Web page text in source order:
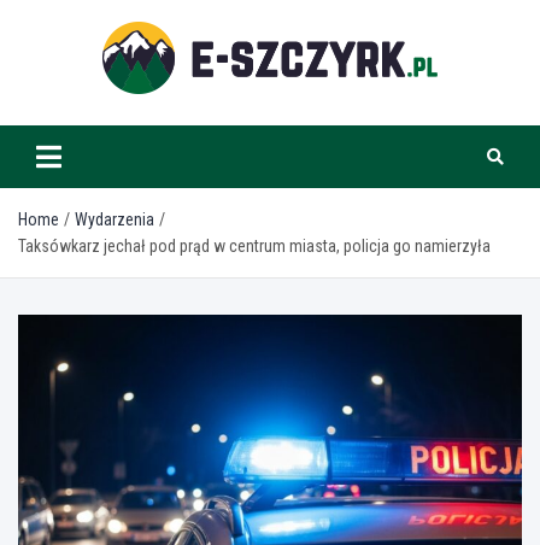
e-szczyrk.pl
Home
Wydarzenia
Taksówkarz jechał pod prąd w centrum miasta, policja go namierzyła